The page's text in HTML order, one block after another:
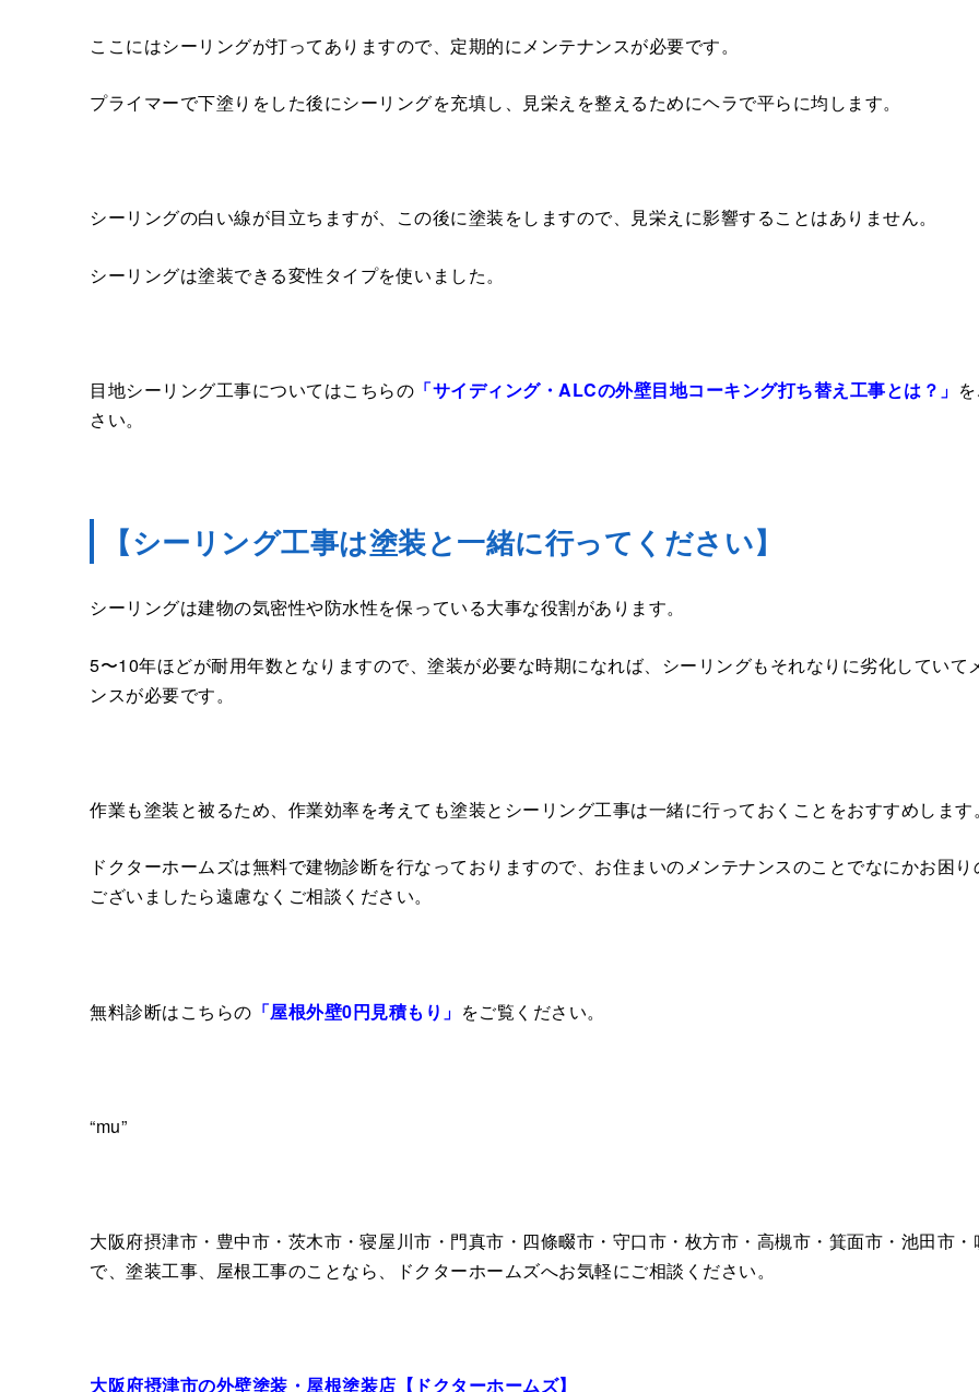
ここにはシーリングが打ってありますので、定期的にメンテナンスが必要です。
プライマーで下塗りをした後にシーリングを充填し、見栄えを整えるためにヘラで平らに均します。
シーリングの白い線が目立ちますが、この後に塗装をしますので、見栄えに影響することはありません。
シーリングは塗装できる変性タイプを使いました。
目地シーリング工事についてはこちらの 「サイディング・ALCの外壁目地コーキング打ち替え工事とは？」
さい。
【シーリング工事は塗装と一緒に行ってください】
シーリングは建物の気密性や防水性を保っている大事な役割があります。
5〜10年ほどが耐用年数となりますので、塗装が必要な時期になれば、シーリングもそれなりに劣化していて
ンスが必要です。
作業も塗装と被るため、作業効率を考えても塗装とシーリング工事は一緒に行っておくことをおすすめします
ドクターホームズは無料で建物診断を行なっておりますので、お住まいのメンテナンスのことでなにかお困
ございましたら遠慮なくご相談ください。
無料診断はこちらの 「屋根外壁0円見積もり」 をご覧ください。
“mu”
大阪府摂津市・豊中市・茨木市・寝屋川市・門真市・四條畷市・守口市・枚方市・高槻市・箕面市・池田市・
で、塗装工事、屋根工事のことなら、ドクターホームズへお気軽にご相談ください。
大阪府摂津市の外壁塗装・屋根塗装店【ドクターホームズ】